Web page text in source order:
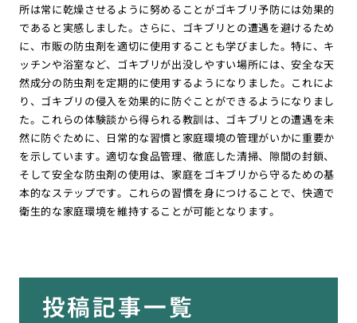
所は常に乾燥させるように努めることがゴキブリ予防には効果的
であると実感しました。さらに、ゴキブリとの遭遇を避けるため
に、市販の防虫剤を適切に使用することも学びました。特に、キ
ッチンや浴室など、ゴキブリが出没しやすい場所には、安全な天
然成分の防虫剤を定期的に使用するようになりました。これによ
り、ゴキブリの侵入を効果的に防ぐことができるようになりまし
た。これらの体験談から得られる教訓は、ゴキブリとの遭遇を未
然に防ぐために、日常的な習慣と家庭環境の管理がいかに重要か
を示しています。適切な食品管理、徹底した清掃、隙間の封鎖、
そして安全な防虫剤の使用は、家庭をゴキブリから守るための基
本的なステップです。これらの習慣を身につけることで、快適で
衛生的な家庭環境を維持することが可能となります。
投稿記事一覧